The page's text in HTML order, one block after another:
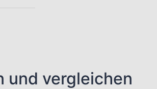
und vergleichen